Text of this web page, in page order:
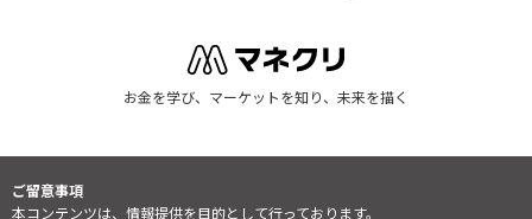
お金を学び、マーケットを知り、未来を描く
ご留意事項
本コンテンツは、情報提供を目的として行っております。